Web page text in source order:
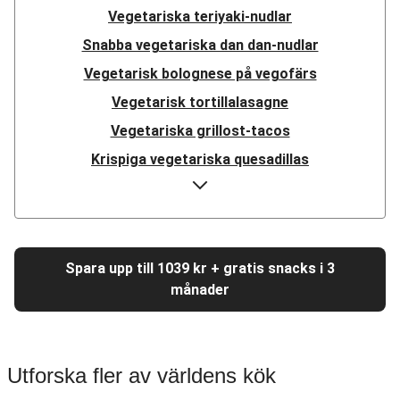
Vegetariska teriyaki-nudlar
Snabba vegetariska dan dan-nudlar
Vegetarisk bolognese på vegofärs
Vegetarisk tortillalasagne
Vegetariska grillost-tacos
Krispiga vegetariska quesadillas
Vegetariska fajitas på ostronskivling
Vegetarisk linsbowl
Vegetarisk pulled beans-teriyaki
Vegetarisk medelhavsgryta
Vegetarisk moussaka på vegofärs
Spara upp till 1039 kr + gratis snacks i 3
månader
Utforska fler av världens kök